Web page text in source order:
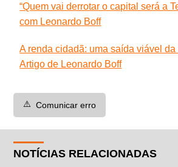
“Quem vai derrotar o capital será a
com Leonardo Boff
A renda cidadã: uma saída viável
Artigo de Leonardo Boff
⚠️ Comunicar erro
NOTÍCIAS RELACIONADAS